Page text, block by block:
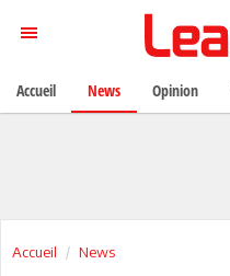
Accueil News
Accueil News Opinion